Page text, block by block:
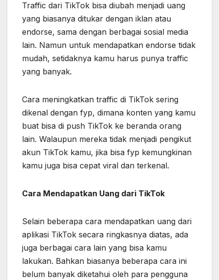
Traffic dari TikTok bisa diubah menjadi uang
yang biasanya ditukar dengan iklan atau
endorse, sama dengan berbagai sosial media
lain. Namun untuk mendapatkan endorse tidak
mudah, setidaknya kamu harus punya traffic
yang banyak.
Cara meningkatkan traffic di TikTok sering
dikenal dengan fyp, dimana konten yang kamu
buat bisa di push TikTok ke beranda orang
lain. Walaupun mereka tidak menjadi pengikut
akun TikTok kamu, jika bisa fyp kemungkinan
kamu juga bisa cepat viral dan terkenal.
Cara Mendapatkan Uang dari TikTok
Selain beberapa cara mendapatkan uang dari
aplikasi TikTok secara ringkasnya diatas, ada
juga berbagai cara lain yang bisa kamu
lakukan. Bahkan biasanya beberapa cara ini
belum banyak diketahui oleh para pengguna